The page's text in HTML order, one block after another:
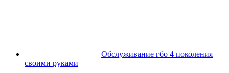
Обслуживание гбо 4 поколения
своими руками